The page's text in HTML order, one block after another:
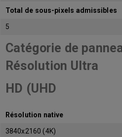
Total de sous-pixels admissibles
5
Catégorie de
Résolution Ultra
HD (UHD
Résolution native
3840x2160 (4K)